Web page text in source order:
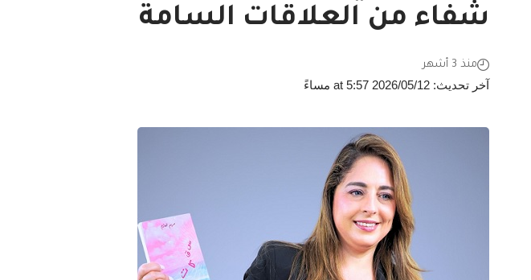
شفاء من العلاقات السامة
آخر تحديث: 2026/05/12 at 5:57 مساءً
منذ 3 أشهر